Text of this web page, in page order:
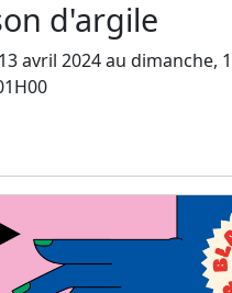
d'argile
avril 2024 au dimanche,